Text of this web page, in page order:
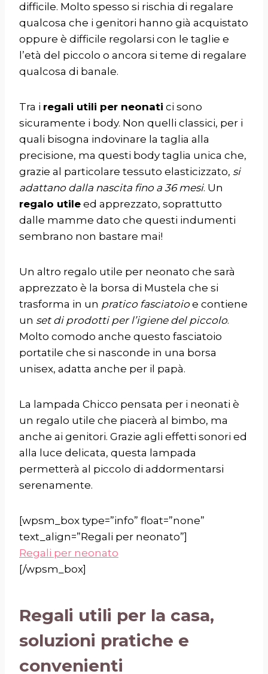
difficile. Molto spesso si rischia di regalare
qualcosa che i genitori hanno già acquistato
oppure è difficile regolarsi con le taglie e
l’età del piccolo o ancora si teme di regalare
qualcosa di banale.
Tra i regali utili per neonati ci sono
sicuramente i body. Non quelli classici, per i
quali bisogna indovinare la taglia alla
precisione, ma questi body taglia unica che,
grazie al particolare tessuto elasticizzato, si
adattano dalla nascita fino a 36 mesi. Un
regalo utile ed apprezzato, soprattutto
dalle mamme dato che questi indumenti
sembrano non bastare mai!
Un altro regalo utile per neonato che sarà
apprezzato è la borsa di Mustela che si
trasforma in un pratico fasciatoioe contiene
un set di prodotti per l’igiene del piccolo.
Molto comodo anche questo fasciatoio
portatile che si nasconde in una borsa
unisex, adatta anche per il papà.
La lampada Chicco pensata per i neonati è
un regalo utile che piacerà al bimbo, ma
anche ai genitori. Grazie agli effetti sonori ed
alla luce delicata, questa lampada
permetterà al piccolo di addormentarsi
serenamente.
[wpsm_box type=”info” float=”none”
text_align=”Regali per neonato”]
Regali per neonato
[/wpsm_box]
Regali utili per la casa,
soluzioni pratiche e
convenienti